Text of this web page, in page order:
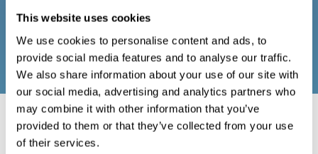
This website uses cookies
We use cookies to personalise content and ads, to
provide social media features and to analyse our traffic.
We also share information about your use of our site with
our social media, advertising and analytics partners who
may combine it with other information that you’ve
provided to them or that they’ve collected from your use
of their services.تخطيط الرعاية المعرفية